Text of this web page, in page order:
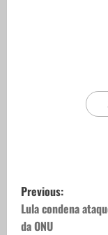
P
o
Previous:
Lula condena
da ONU